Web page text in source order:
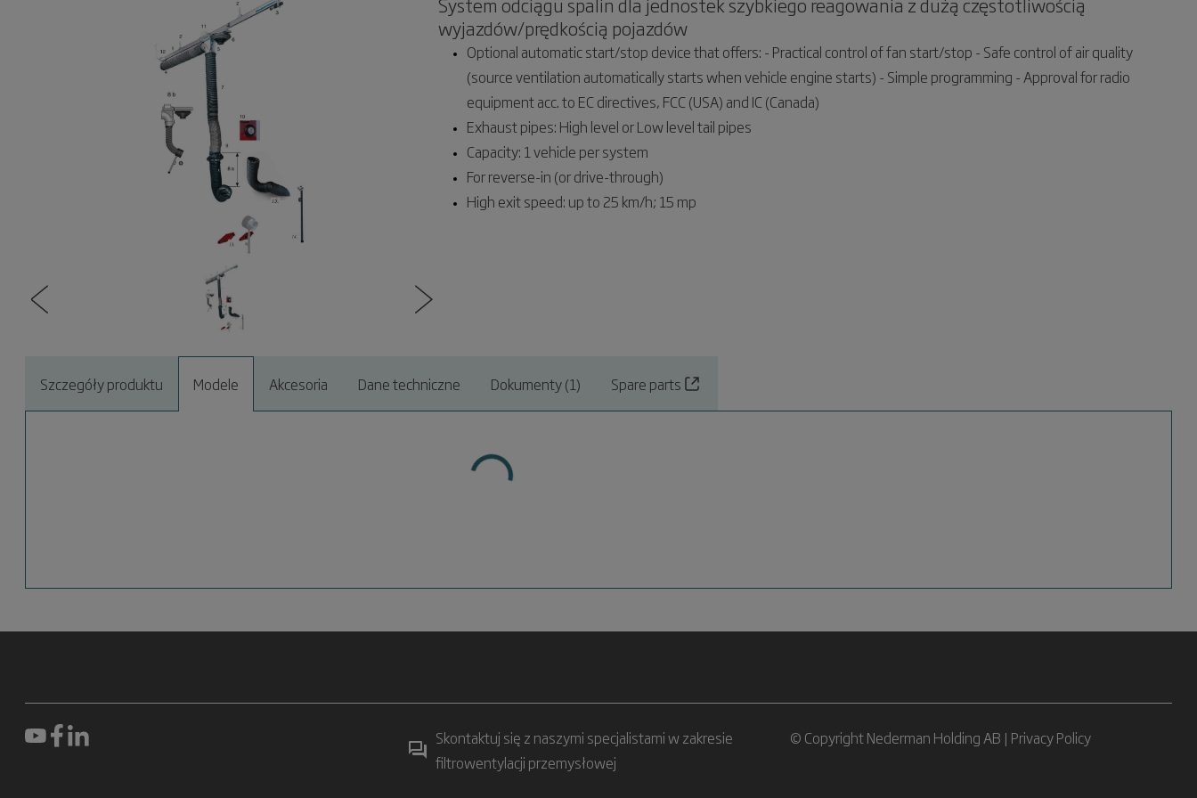
wyjazdów/prędkością pojazdów
Optional automatic start/stop device that offers: - Practical control of fan start/stop - Safe control of air quality
(source ventilation automatically starts when vehicle engine starts) - Simple programming - Approval for radio
equipment acc. to EC directives, FCC (USA) and IC (Canada)
Exhaust pipes: High level or Low level tail pipes
Capacity: 1 vehicle per system
For reverse-in (or drive-through)
High exit speed: up to 25 km/h; 15 mp
Szczegóły produktu Modele Akcesoria Dane techniczne Dokumenty (1) Spare parts
Skontaktuj się z naszymi specjalistami w zakresie
filtrowentylacji przemysłowej
© Copyright Nederman Holding AB | Privacy Policy